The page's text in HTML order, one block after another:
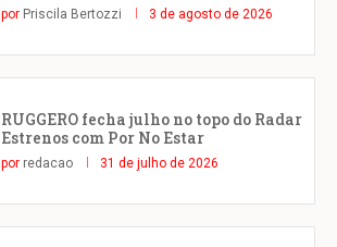
por Priscila Bertozzi 3 de agosto de 2026
RUGGERO fecha julho no topo do Radar
Estrenos com Por No Estar
por redacao 31 de julho de 2026